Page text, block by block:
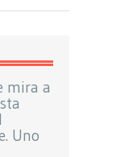
mira a
Uno